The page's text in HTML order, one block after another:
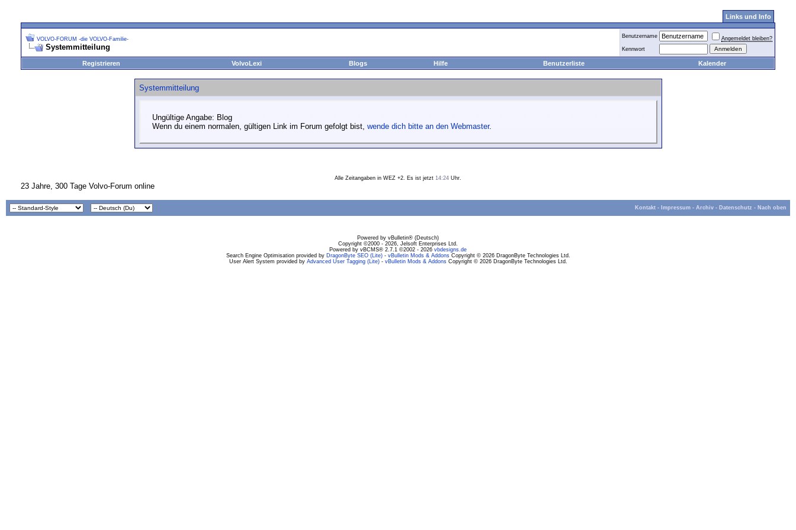
Links und Info
VOLVO-FORUM -die VOLVO-Familie-
Systemmitteilung
Benutzername
Angemeldet bleiben?
Kennwort
Registrieren VolvoLexi Blogs Hilfe Benutzerliste Kalender
Systemmitteilung
Ungültige Angabe: Blog
Wenn du einem normalen, gültigen Link im Forum gefolgt bist, wende dich bitte an den Webmaster.
Alle Zeitangaben in WEZ +2. Es ist jetzt 14:24 Uhr.
23 Jahre, 300 Tage Volvo-Forum online
Kontakt - Impressum - Archiv - Datenschutz - Nach oben
Powered by vBulletin® (Deutsch)
Copyright ©2000 - 2026, Jelsoft Enterprises Ltd.
Powered by vBCMS® 2.7.1 ©2002 - 2026 vbdesigns.de
Search Engine Optimisation provided by DragonByte SEO (Lite)- vBulletin Mods & AddonsCopyright © 2026 DragonByte Technologies Ltd.
User Alert System provided by Advanced User Tagging (Lite)- vBulletin Mods & AddonsCopyright © 2026 DragonByte Technologies Ltd.